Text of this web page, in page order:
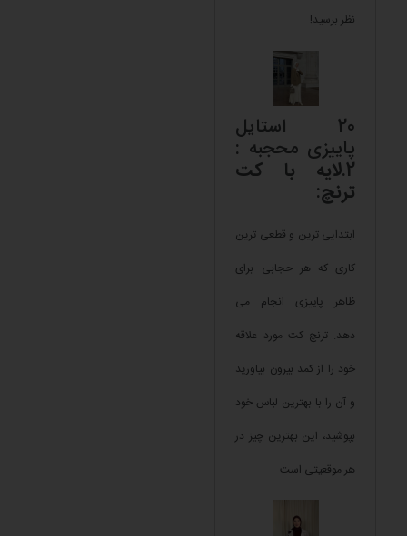
نظر برسید!
20 استایل
پاییزی محجبه :
2.لایه با کت
ترنچ:
ابتدایی ترین و قطعی ترین
کاری که هر حجابی برای
ظاهر پاییزی انجام می
دهد. ترنچ کت مورد علاقه
خود را از کمد بیرون بیاورید
و آن را با بهترین لباس خود
بپوشید، این بهترین چیز در
هر موقعیتی است.